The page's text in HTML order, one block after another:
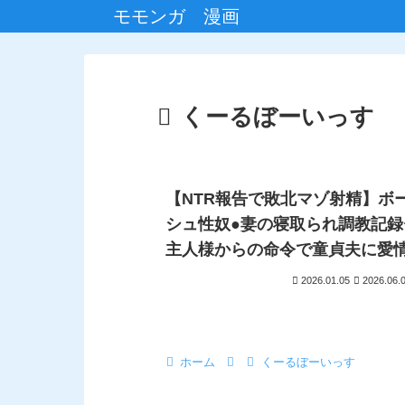
モモンガ 漫画
くーるぼーいっす
【NTR報告で敗北マゾ射精】ボ
シュ性奴●妻の寝取られ調教記
主人様からの命令で童貞夫に愛
ぷり罵倒責め〜＜バイノーラル
2026.01.05
ホーム くーるぼーいっす